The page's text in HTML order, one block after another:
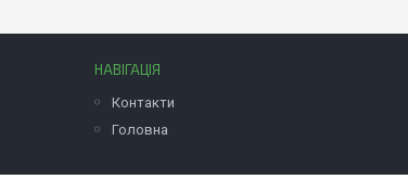
НАВІГАЦІЯ
Контакти
Головна